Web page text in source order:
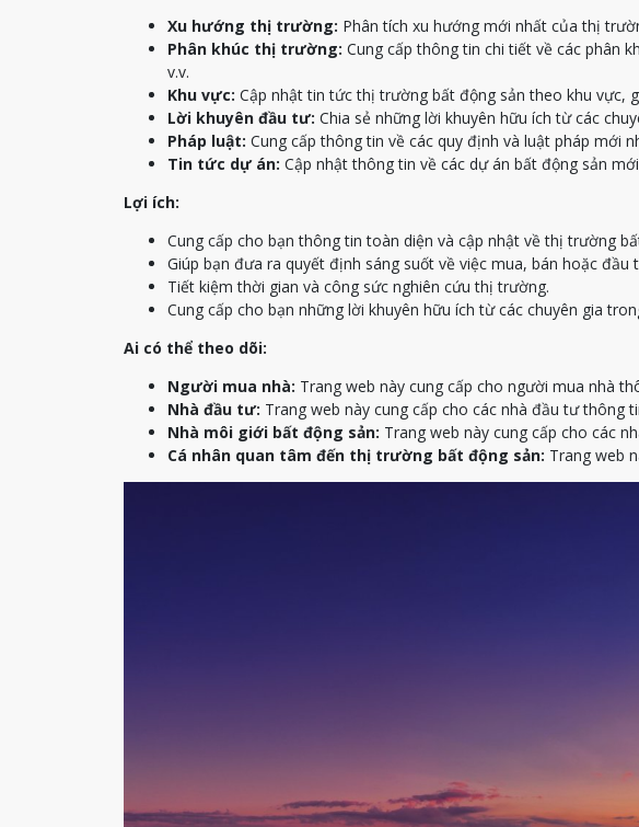
Xu hướng thị trường: Phân tích xu hướng mới nhất của thị
Phân khúc thị trường: Cung cấp thông tin chi tiết về các phân
v.v.
Khu vực: Cập nhật tin tức thị trường bất động sản theo khu vực,
Lời khuyên đầu tư: Chia sẻ những lời khuyên hữu ích từ các
Pháp luật: Cung cấp thông tin về các quy định và luật pháp mới
Tin tức dự án: Cập nhật thông tin về các dự án bất động sản
Lợi ích:
Cung cấp cho bạn thông tin toàn diện và cập nhật về thị trường
Giúp bạn đưa ra quyết định sáng suốt về việc mua, bán hoặc đầu
Tiết kiệm thời gian và công sức nghiên cứu thị trường.
Cung cấp cho bạn những lời khuyên hữu ích từ các chuyên gia
Ai có thể theo dõi:
Người mua nhà: Trang web này cung cấp cho người mua nhà
Nhà đầu tư: Trang web này cung cấp cho các nhà đầu tư thông
Nhà môi giới bất động sản: Trang web này cung cấp cho các
Cá nhân quan tâm đến thị trường bất động sản: Trang web